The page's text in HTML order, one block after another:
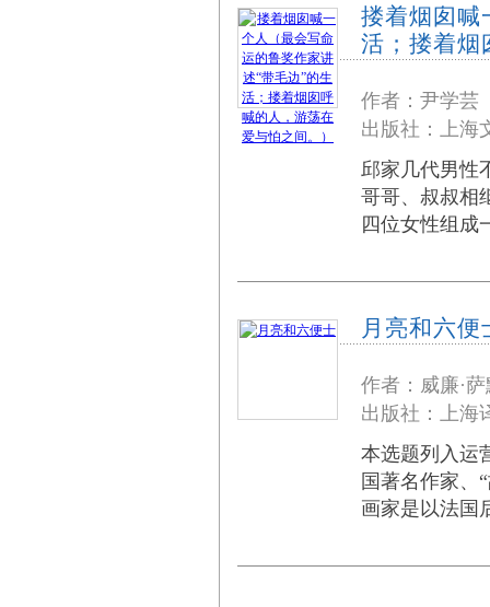
搂着烟囱喊
活；搂着烟
作者：尹学芸
出版社：上
邱家几代男性
哥哥、叔叔相
四位女性组成
月亮和六便
作者：威廉·
出版社：上
本选题列入运
国著名作家、
画家是以法国